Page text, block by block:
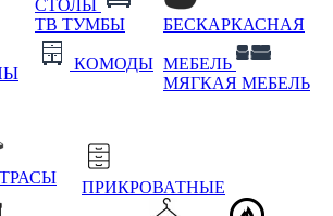
СТОЛЫ
ТВ ТУМБЫ
КОМОДЫ
БЕСКАРКАСНАЯ
МЕБЕЛЬ
МЯГКАЯ МЕБЕЛЬ
ПРИКРОВАТНЫЕ